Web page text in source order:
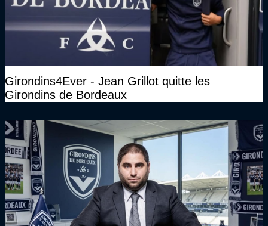
Girondins4Ever - Jean Grillot quitte les
Girondins de Bordeaux